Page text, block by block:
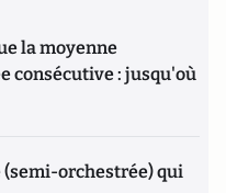
la moyenne
consécutive : jusqu'où
orchestrée) qui